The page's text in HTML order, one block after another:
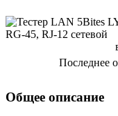
Последнее
Общее описание